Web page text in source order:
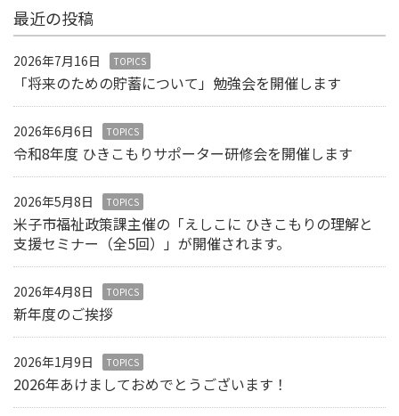
最近の投稿
2026年7月16日 TOPICS
「将来のための貯蓄について」勉強会を開催します
2026年6月6日 TOPICS
令和8年度 ひきこもりサポーター研修会を開催します
2026年5月8日 TOPICS
米子市福祉政策課主催の「えしこに ひきこもりの理解と
支援セミナー（全5回）」が開催されます。
2026年4月8日 TOPICS
新年度のご挨拶
2026年1月9日 TOPICS
2026年あけましておめでとうございます！